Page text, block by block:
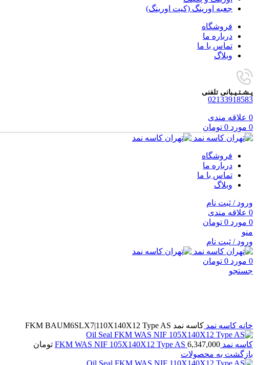
جعبه اورینگ (کیت اورینگ)
فروشگاه
درباره ما
تماس با ما
وبلاگ
پـشـتـیـبانی تلفنی
02133918583
0 علاقه مندی
0 مورد 0 تومان
فروشگاه
درباره ما
تماس با ما
وبلاگ
ورود / ثبت نام
0 علاقه مندی
0 مورد 0 تومان
منو
ورود / ثبت نام
0 مورد 0 تومان
جستجو
خانه کاسه نمد کاسه نمد FKM BAUM6SLX7|110X140X12 Type AS
کاسه نمد FKM WAS NIF 105X140X12 Type AS 6,347,000
تومان
بازگشت به محصولات